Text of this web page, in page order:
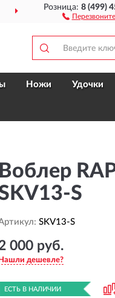
Розница:8 (499)
Ножи Удочки
Воблер
S
SKV13-S
000 руб.
Нашли дешевле?
ЕСТЬ В НАЛИЧИИ